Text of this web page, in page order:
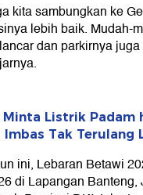
kita sambungkan ke
lebih baik. Mudah-
dan parkirnya
Minta Listrik Padam
Imbas Tak Terulang
ini, Lebaran Betawi
di Lapangan Banteng,